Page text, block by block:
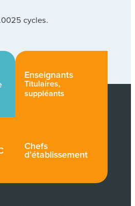
cycles.
Enseignants
Titulaires,
suppléants
Chefs
d’établissement